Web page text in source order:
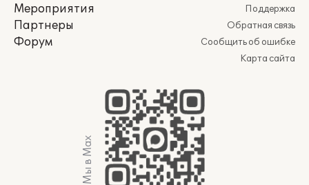
Мероприятия
Партнеры
Форум
Поддержка
Обратная связь
Сообщить об ошибке
Карта сайта
Мы в Max